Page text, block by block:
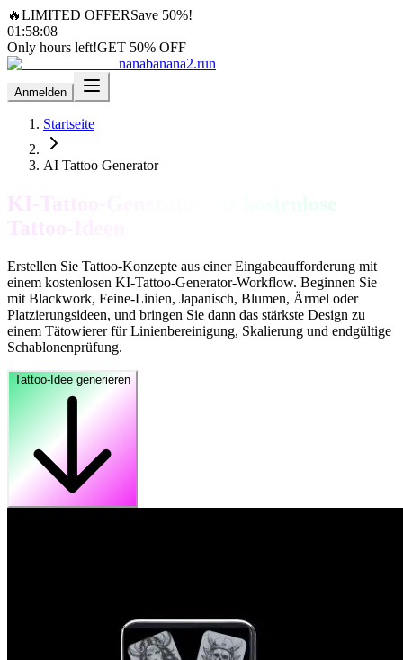
🔥LIMITED OFFERSave 50%!
01 :58:06
Only hours left!GET 50% OFF
nanabanana2.run
Anmelden
Startseite
AI Tattoo Generator
KI-Tattoo-Generator für kostenlose
Tattoo-Ideen
Erstellen Sie Tattoo-Konzepte aus einer Eingabeaufforderung mit
einem kostenlosen KI-Tattoo-Generator-Workflow. Beginnen Sie
mit Blackwork, Feine-Linien, Japanisch, Blumen, Ärmel oder
Platzierungsideen, und bringen Sie dann das stärkste Design zu
einem Tätowierer für Linienbereinigung, Skalierung und endgültige
Schablonenprüfung.
Tattoo-Idee generieren